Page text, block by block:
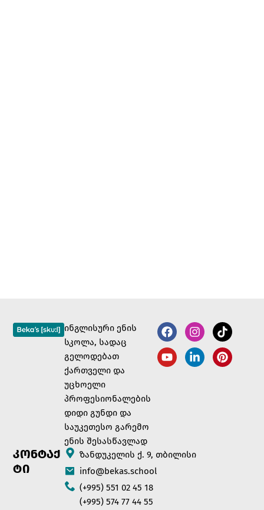
ინგლისური ენის
სკოლა, სადაც
გელოდებათ
ქართველი და
უცხოელი
პროფესიონალების
დიდი გუნდი და
საუკეთესო გარემო
ენის შესასწავლად
ᲙᲝᲜᲢᲐᲥ
ᲢᲘ
ზანდუკელის ქ. 9, თბილისი
info@bekas.school
(+995) 551 02 45 18
(+995) 574 77 44 55